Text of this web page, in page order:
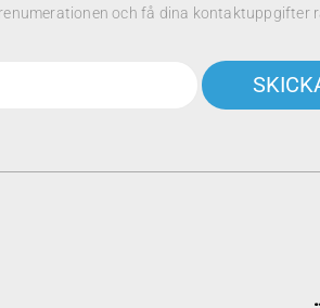
och få dina kontaktuppgifter